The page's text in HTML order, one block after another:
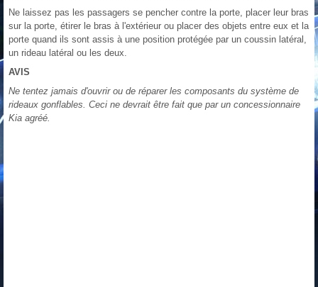
Ne laissez pas les passagers se pencher contre la porte, placer leur bras
sur la porte, étirer le bras à l'extérieur ou placer des objets entre eux et la
porte quand ils sont assis à une position protégée par un coussin latéral,
un rideau latéral ou les deux.
AVIS
Ne tentez jamais d'ouvrir ou de réparer les composants du système de
rideaux gonflables. Ceci ne devrait être fait que par un concessionnaire
Kia agréé.